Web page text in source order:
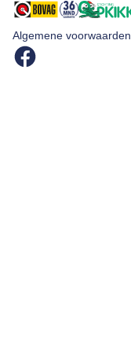
Algemene voorwaarden